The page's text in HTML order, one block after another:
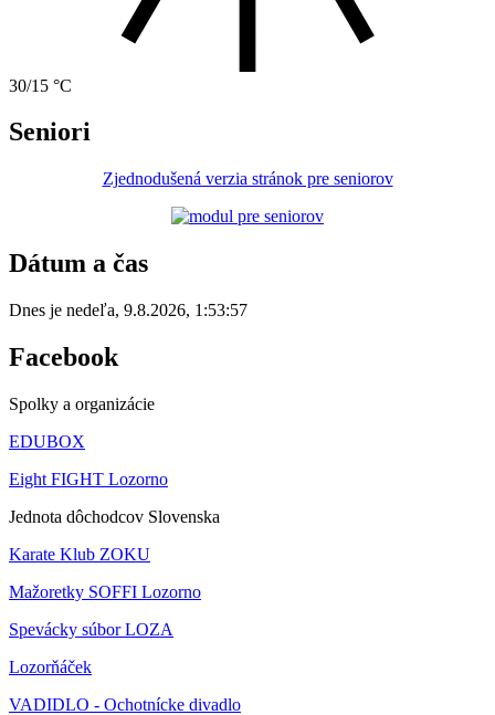
30/15 °C
Seniori
Zjednodušená verzia stránok pre seniorov
Dátum a čas
Dnes je nedeľa, 9.8.2026, 1:53:57
Facebook
Spolky a organizácie
EDUBOX
Eight FIGHT Lozorno
Jednota dôchodcov Slovenska
Karate Klub ZOKU
Mažoretky SOFFI Lozorno
Spevácky súbor LOZA
Lozorňáček
VADIDLO - Ochotnícke divadlo